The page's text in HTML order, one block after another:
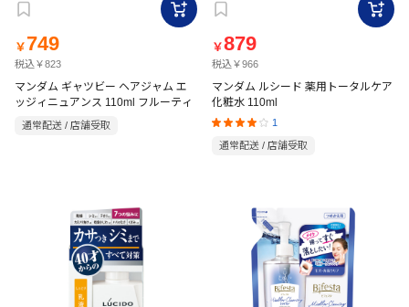
￥ 749
税込￥823
マンダム ギャツビー ヘアジャム エ
ッジィニュアンス 110ml フルーティ
通常配送 / 店舗受取
￥879
税込￥966
マンダム ルシード 薬用トータルケア
化粧水 110ml
1
通常配送 / 店舗受取